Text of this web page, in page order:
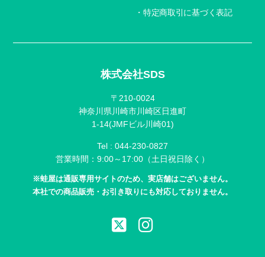
株式会社SDS
〒210-0024
神奈川県川崎市川崎区日進町
1-14(JMFビル川崎01)
Tel : 044-230-0827
営業時間：9:00～17:00（土日祝日除く）
※蛙屋は通販専用サイトのため、実店舗はございません。
本社での商品販売・お引き取りにも対応しておりません。
特定商取引に基づく表記